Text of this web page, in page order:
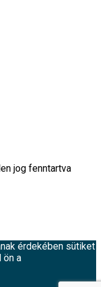
jog fenntartva
érdekében sütiket
ön a